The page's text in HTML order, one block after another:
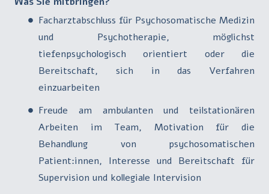
Facharztabschluss für Psychosomatische Medizin
und Psychotherapie, möglichst
tiefenpsychologisch orientiert oder die
Bereitschaft, sich in das Verfahren
einzuarbeiten
Freude am ambulanten und teilstationären
Arbeiten im Team, Motivation für die
Behandlung von psychosomatischen
Patient:innen, Interesse und Bereitschaft für
Supervision und kollegiale Intervision